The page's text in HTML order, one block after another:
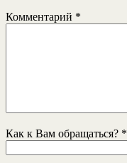
Комментарий *
Как к Вам обращаться? *